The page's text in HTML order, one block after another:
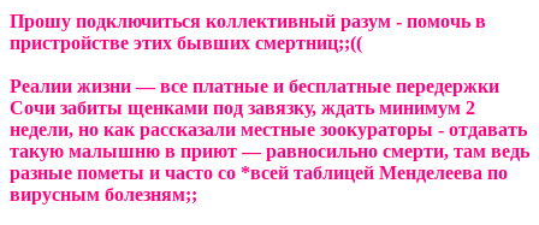
Прошу подключиться коллективный разум - помочь в
пристройстве этих бывших смертниц;;((
Реалии жизни — все платные и бесплатные передержки
Сочи забиты щенками под завязку, ждать минимум 2
недели, но как рассказали местные зоокураторы - отдавать
такую малышню в приют — равносильно смерти, там ведь
разные пометы и часто со *всей таблицей Менделеева по
вирусным болезням;;